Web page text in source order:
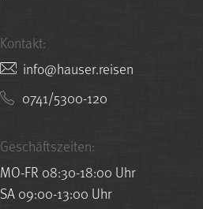
Kontakt:
nesier.resuah@ofni
0741/5300-120
Geschäftszeiten:
MO-FR 08:30-18:00 Uhr
SA 09:00-13:00 Uhr